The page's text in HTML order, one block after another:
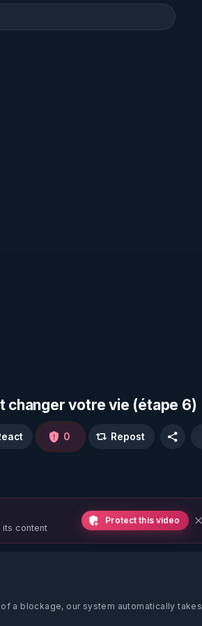
changer votre vie (étape 6)
0 Repost
its content
Protect this video
a blockage, our system automatically takes